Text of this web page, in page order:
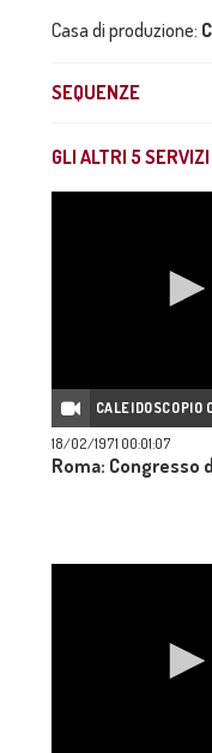
Casa di produzione:
SEQUENZE
GLI ALTRI 5
CALEIDOSCOPIO
18/02/1971 00:01:07
Roma: Congresso